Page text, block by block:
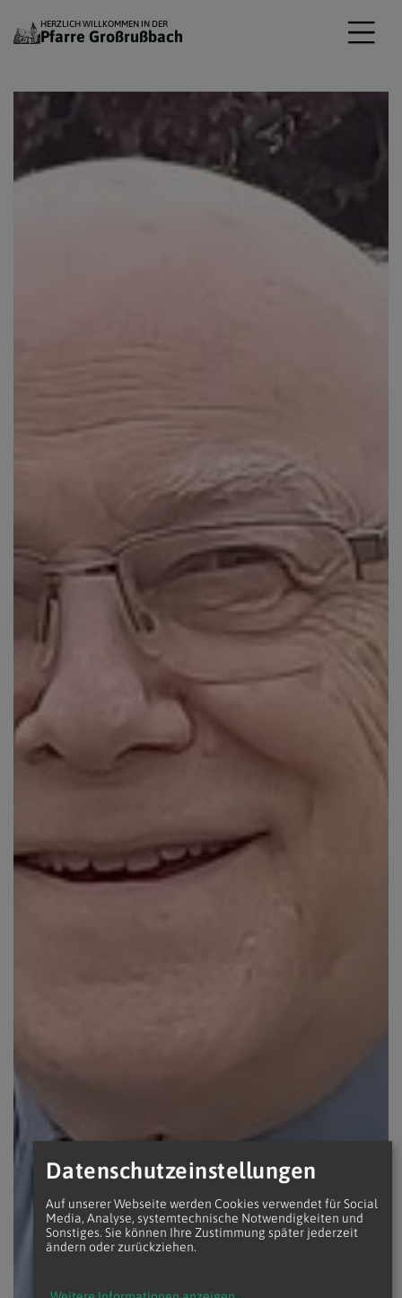
HERZLICH WILLKOMMEN IN DER
Pfarre Großrußbach
Datenschutzeinstellungen
Auf unserer Webseite werden Cookies verwendet für Social
Media, Analyse, systemtechnische Notwendigkeiten und
Sonstiges. Sie können Ihre Zustimmung später jederzeit
ändern oder zurückziehen.